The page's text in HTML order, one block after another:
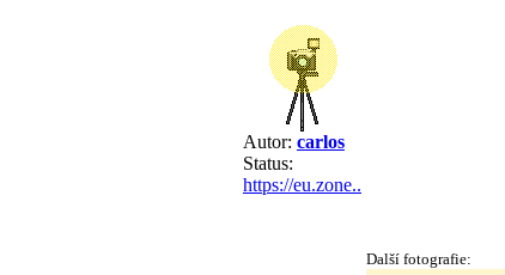
Autor: carlos
Status:
https://eu.zone..
Další fotografie: